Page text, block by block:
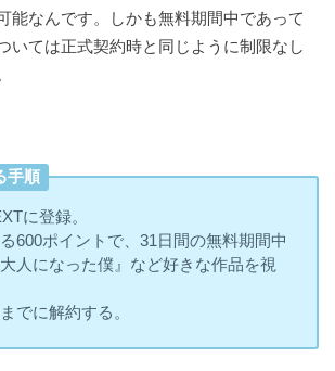
能なんです。しかも無料期間中であって
いては正式契約時と同じように制限なし
手順
に登録。
600ポイントで、31日間の無料期間中
人になった僕』など好きな作品を視
でに解約する。